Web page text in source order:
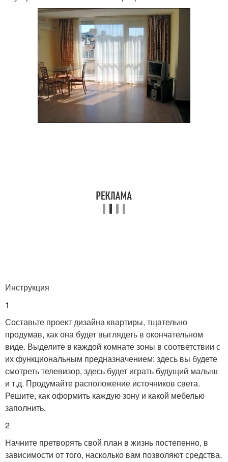
Инструкция
1
Составьте проект дизайна квартиры, тщательно
продумав, как она будет выглядеть в окончательном
виде. Выделите в каждой комнате зоны в соответствии с
их функциональным предназначением: здесь вы будете
смотреть телевизор, здесь будет играть будущий малыш
и т.д. Продумайте расположение источников света.
Решите, как оформить каждую зону и какой мебелью
заполнить.
2
Начните претворять свой план в жизнь постепенно, в
зависимости от того, насколько вам позволяют средства.